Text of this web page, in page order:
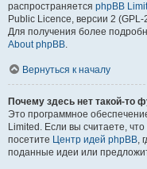
распространяется phpBB
Public Licence, версии 2
Для получения более
About phpBB.
Вернуться к началу
Почему здесь нет такой-то
Это программное
Limited. Если вы считаете,
посетите Центр идей phpBB,
поданные идеи или